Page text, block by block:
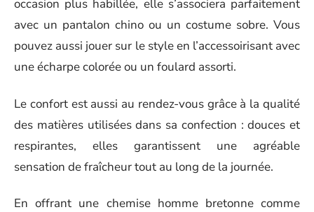
occasion plus habillée, elle s’associera parfaitement
avec un pantalon chino ou un costume sobre. Vous
pouvez aussi jouer sur le style en l’accessoirisant avec
une écharpe colorée ou un foulard assorti.
Le confort est aussi au rendez-vous grâce à la qualité
des matières utilisées dans sa confection : douces et
respirantes, elles garantissent une agréable
sensation de fraîcheur tout au long de la journée.
En offrant une chemise homme bretonne comme